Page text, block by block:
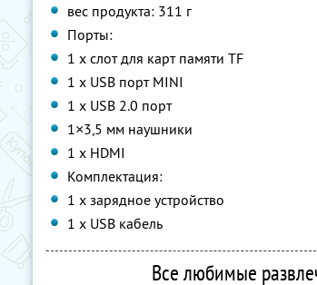
вес продукта: 311 г
Порты:
1 х слот для карт памяти TF
1 х USB порт MINI
1 х USB 2.0 порт
1×3,5 мм наушники
1 х HDMI
Комплектация:
1 х зарядное устройство
1 х USB кабель
Все любимые